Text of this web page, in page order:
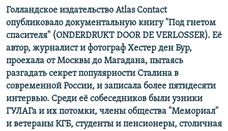
Все сайты РСЕ/РС
Голландское издательство Atlas Contact
опубликовало документальную книгу "Под гнетом
спасителя" (ONDERDRUKT DOOR DE VERLOSSER). Её
автор, журналист и фотограф Хестер ден Бур,
проехала от Москвы до Магадана, пытаясь
разгадать секрет популярности Сталина в
современной России, и записала более пятидесяти
интервью. Среди её собеседников были узники
ГУЛАГа и их потомки, члены общества "Мемориал"
и ветераны КГБ, студенты и пенсионеры, столичная